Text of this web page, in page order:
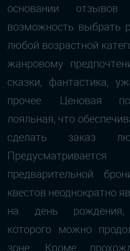
основании
возможность выбрать
любой возрастной
жанровому
сказки, фантастика,
прочее. Ценовая
лояльная, что
сделать заказ
предварительной
квестов неоднократно
на день рождения,
которого можно
зоне. Кроме